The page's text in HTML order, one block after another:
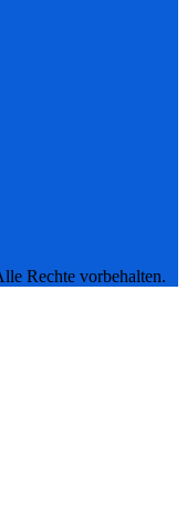
Rechte vorbehalten.